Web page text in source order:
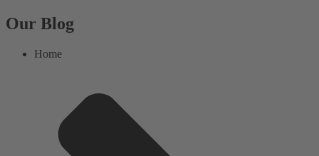
Our Blog
Home